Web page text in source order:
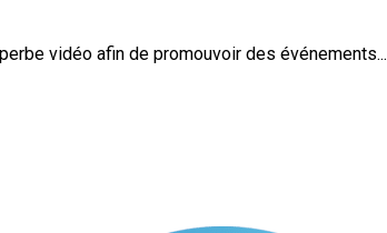
vidéo afin de promouvoir des événements...